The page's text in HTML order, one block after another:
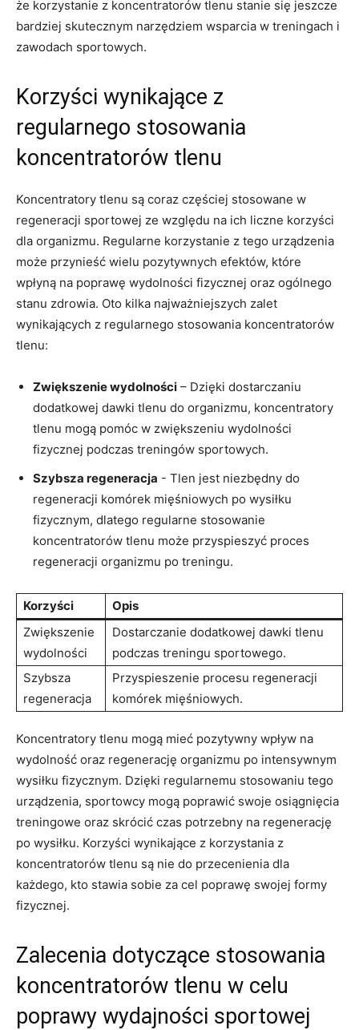
że korzystanie z koncentratorów tlenu stanie się jeszcze⁤
bardziej⁣ skutecznym narzędziem wsparcia w treningach ‍i
zawodach sportowych.
Korzyści wynikające z
regularnego stosowania
koncentratorów tlenu
Koncentratory tlenu są coraz​ częściej stosowane w
regeneracji sportowej ⁢ze względu na ich liczne korzyści
dla organizmu. Regularne korzystanie z⁢ tego urządzenia
może przynieść wielu pozytywnych efektów, które
wpłyną ⁤na poprawę ⁣wydolności ⁢fizycznej oraz ogólnego⁢
stanu zdrowia. Oto kilka najważniejszych ⁣zalet
wynikających z regularnego‍ stosowania koncentratorów
tlenu:
Zwiększenie wydolności – Dzięki‍ dostarczaniu
dodatkowej dawki⁢ tlenu do organizmu, koncentratory
tlenu mogą⁢ pomóc w zwiększeniu wydolności‍
fizycznej podczas treningów sportowych.
Szybsza regeneracja ​- ‍Tlen jest niezbędny do
regeneracji komórek ‍mięśniowych po wysiłku
fizycznym, dlatego regularne stosowanie
koncentratorów ⁤tlenu ⁤może przyspieszyć proces
⁢regeneracji ‌organizmu po treningu.
Korzyści
Opis
Zwiększenie
⁤wydolności
Dostarczanie⁤ dodatkowej dawki tlenu
podczas treningu sportowego.
Szybsza
regeneracja
Przyspieszenie procesu regeneracji
komórek mięśniowych.
Koncentratory⁤ tlenu mogą​ mieć pozytywny wpływ na
wydolność oraz regenerację organizmu po intensywnym
wysiłku fizycznym. Dzięki regularnemu stosowaniu tego ​
urządzenia, sportowcy mogą poprawić‍ swoje osiągnięcia
treningowe oraz skrócić czas potrzebny ​na regenerację
po wysiłku.⁣ Korzyści wynikające z korzystania z
koncentratorów tlenu są nie do przecenienia dla
⁤każdego, kto ⁢stawia sobie za cel poprawę swojej formy
fizycznej.
Zalecenia dotyczące stosowania
koncentratorów⁢ tlenu w celu
poprawy wydajności ‌sportowej